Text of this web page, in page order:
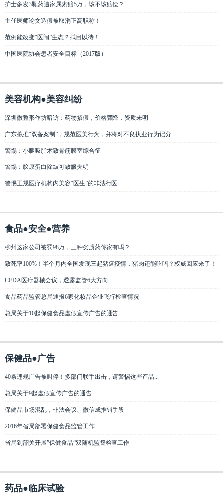
护士多发3颗药遭家属索赔5万，该不该赔偿？
主任医师论文造假被取消正高职称！
范例能改变“医闹”生态？拭目以待！
中国医院协会患者安全目标（2017版）
美容机构●美容纠纷
深圳微整形作坊暗访：药物掺假，价格骤降，资质未明
广东拟推“双备案制”，规范医美行为，并将对不良执业行为记分
警惕：小腿吸脂术致骨筋膜室综合征
警惕：胶原蛋白除皱可致眼失明
警惕正规医疗机构内美容“医生”的非法行医
食品●安全●营养
柳州这家公司被罚98万，三种劣质药你家有吗？
致死率100%！半个月内全国发现三起猪瘟疫情，猪肉还能吃吗？权威回应来了！
CFDA医疗器械会议，透露监管6大方向
食品药品监管总局通报6家化妆品企业飞行检查情况
总局关于10起保健食品虚假宣传广告的通告
保健品●广告
40条违规广告被叫停！多部门联手出击，请警惕这些产品...
总局关于9起虚假宣传广告的通告
保健品市场混乱，非法会议、微信成推销手段
2016年省局部署保健食品监管工作
省局到韶关开展”保健食品“双随机监督检查工作
药品●临床试验